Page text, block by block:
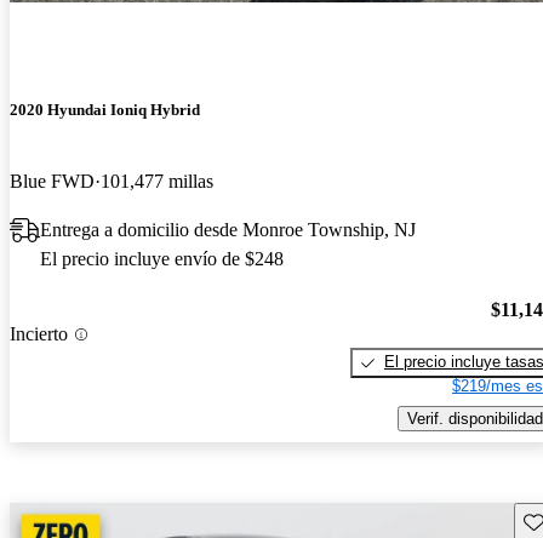
2020 Hyundai Ioniq Hybrid
Blue FWD 101,477 millas
Entrega a domicilio desde Monroe Township, NJ
El precio incluye envío de $248
Incierto
El precio incluye tasas
$219/mes
Verif. disponibilidad